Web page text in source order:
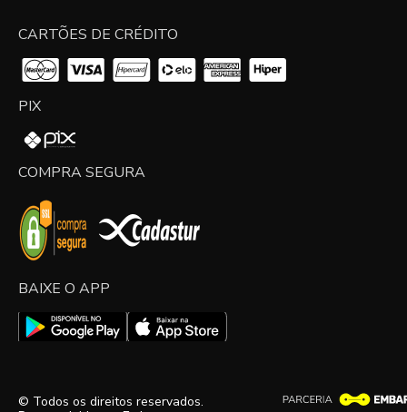
CARTÕES DE CRÉDITO
PIX
COMPRA SEGURA
BAIXE O APP
© Todos os direitos reservados.